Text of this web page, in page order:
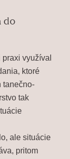
do
využíval
ktoré
tanečno-
tak
ale situácie
pritom